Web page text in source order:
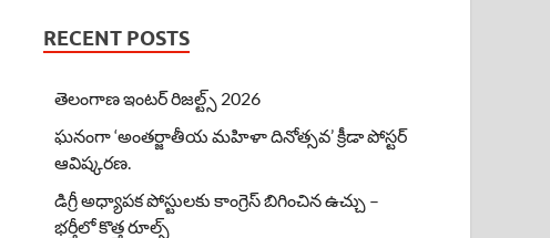
RECENT POSTS
తెలంగాణ ఇంటర్ రిజల్ట్స్ 2026
ఘనంగా ‘అంతర్జాతీయ మహిళా దినోత్సవ’ క్రీడా పోస్టర్
ఆవిష్కరణ.
డిగ్రీ అధ్యాపక పోస్టులకు కాంగ్రెస్ బిగించిన ఉచ్చు –
భర్తీలో కొత్త రూల్స్